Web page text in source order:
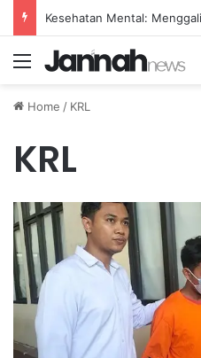
Menu
Home / KRL
KRL